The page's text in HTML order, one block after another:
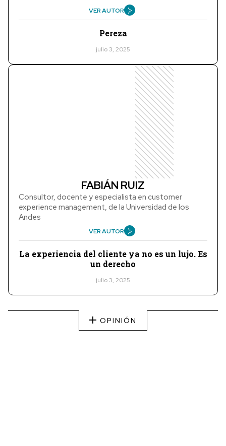
VER AUTOR
Pereza
julio 3, 2025
FABIÁN RUIZ
Consultor, docente y especialista en customer
experience management, de la Universidad de los
Andes
VER AUTOR
La experiencia del cliente ya no es un lujo. Es
un derecho
julio 3, 2025
OPINIÓN